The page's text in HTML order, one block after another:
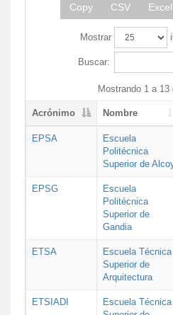
Copy CSV Excel
Mostrar
Buscar:
Mostrando 1 a 13
Acrónimo Nombre
EPSA
Escuela
Politécnica
Superior de
EPSG
Escuela
Politécnica
Superior de
Gandia
ETSA
Escuela Técnica
Superior de
Arquitectura
ETSIADI
Escuela Técnica